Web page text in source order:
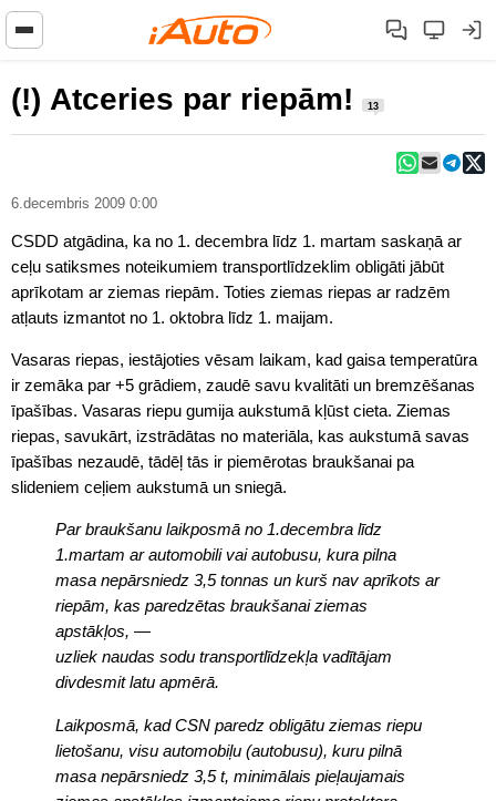
(!) Atceries par riepām! 13
6.decembris 2009 0:00
CSDD atgādina, ka no 1. decembra līdz 1. martam saskaņā ar
ceļu satiksmes noteikumiem transportlīdzeklim obligāti jābūt
aprīkotam ar ziemas riepām. Toties ziemas riepas ar radzēm
atļauts izmantot no 1. oktobra līdz 1. maijam.
Vasaras riepas, iestājoties vēsam laikam, kad gaisa temperatūra
ir zemāka par +5 grādiem, zaudē savu kvalitāti un bremzēšanas
īpašības. Vasaras riepu gumija aukstumā kļūst cieta. Ziemas
riepas, savukārt, izstrādātas no materiāla, kas aukstumā savas
īpašības nezaudē, tādēļ tās ir piemērotas braukšanai pa
slideniem ceļiem aukstumā un sniegā.
Par braukšanu laikposmā no 1.decembra līdz
1.martam ar automobili vai autobusu, kura pilna
masa nepārsniedz 3,5 tonnas un kurš nav aprīkots ar
riepām, kas paredzētas braukšanai ziemas
apstākļos, —
uzliek naudas sodu transportlīdzekļa vadītājam
divdesmit latu apmērā.
Laikposmā, kad CSN paredz obligātu ziemas riepu
lietošanu, visu automobiļu (autobusu), kuru pilnā
masa nepārsniedz 3,5 t, minimālais pieļaujamais